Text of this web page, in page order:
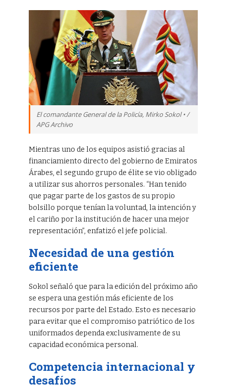
El comandante General de la Policía, Mirko Sokol • /
APG Archivo
Mientras uno de los equipos asistió gracias al
financiamiento directo del gobierno de Emiratos
Árabes, el segundo grupo de élite se vio obligado
a utilizar sus ahorros personales. “Han tenido
que pagar parte de los gastos de su propio
bolsillo porque tenían la voluntad, la intención y
el cariño por la institución de hacer una mejor
representación”, enfatizó el jefe policial.
Necesidad de una gestión
eficiente
Sokol señaló que para la edición del próximo año
se espera una gestión más eficiente de los
recursos por parte del Estado. Esto es necesario
para evitar que el compromiso patriótico de los
uniformados dependa exclusivamente de su
capacidad económica personal.
Competencia internacional y
desafíos